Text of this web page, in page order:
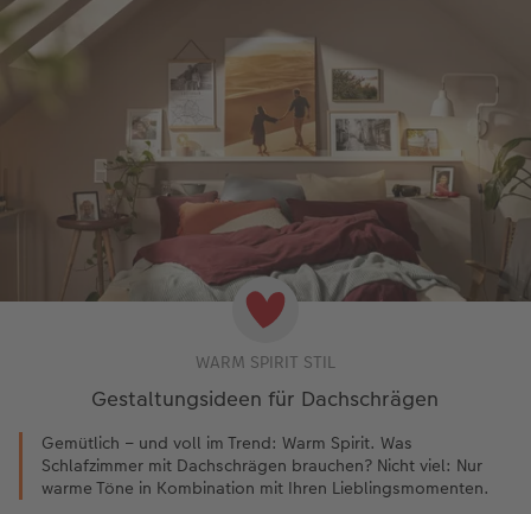
WARM SPIRIT STIL
Gestaltungsideen für Dachschrägen
Gemütlich – und voll im Trend: Warm Spirit. Was
Schlafzimmer mit Dachschrägen brauchen? Nicht viel: Nur
warme Töne in Kombination mit Ihren Lieblingsmomenten.